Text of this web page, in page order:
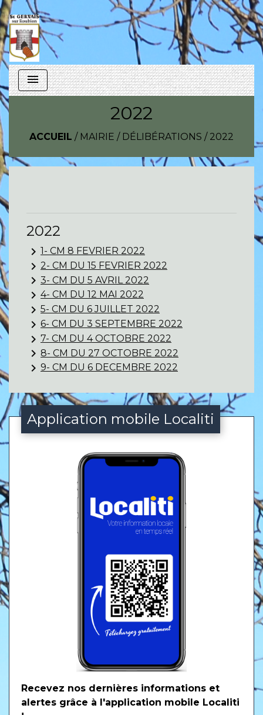
menu
2022
ACCUEIL / MAIRIE / DÉLIBÉRATIONS / 2022
2022
keyboard_arrow_right 1- CM 8 FEVRIER 2022
keyboard_arrow_right 2- CM DU 15 FEVRIER 2022
keyboard_arrow_right 3- CM DU 5 AVRIL 2022
keyboard_arrow_right 4- CM DU 12 MAI 2022
keyboard_arrow_right 5- CM DU 6 JUILLET 2022
keyboard_arrow_right 6- CM DU 3 SEPTEMBRE 2022
keyboard_arrow_right 7- CM DU 4 OCTOBRE 2022
keyboard_arrow_right 8- CM DU 27 OCTOBRE 2022
keyboard_arrow_right 9- CM DU 6 DECEMBRE 2022
Application mobile Localiti
Recevez nos dernières informations et
alertes grâce à l'application mobile Localiti